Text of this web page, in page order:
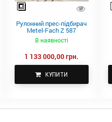
Рулонний прес-підбирач
Metel-Fach Z 587
В наявності
1 133 000,00 грн.
КУПИТИ